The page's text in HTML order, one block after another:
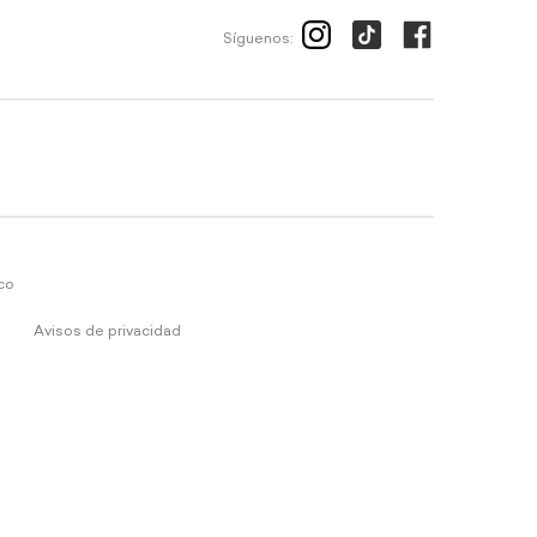
Síguenos:
Avisos de privacidad